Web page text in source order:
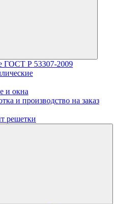
ГОСТ Р 53307-2009
и окна
и производство на заказ
решетки